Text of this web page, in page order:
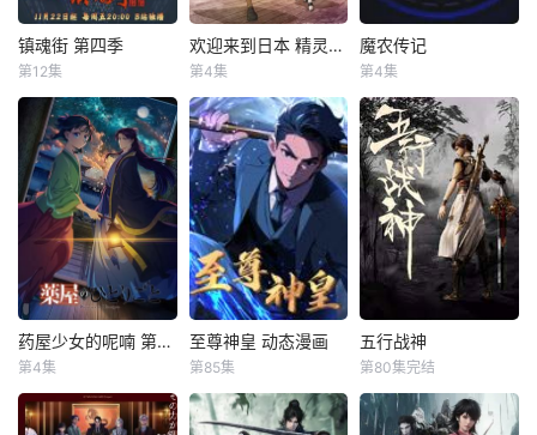
镇魂街 第四季
图特哈蒙
曹焱兵一行因芦花
古楼的覆灭被皇甫
龙斗领导的天罡龙
棋将栽赃嫁祸，全
员受到灵域的通
缉，在经过“天武
街”和“风雷街”时，
他们分别遭遇了王
国组织的第三骑士
红莲与第十骑士凯
兵为探寻母亲下
镇魂街 第四季
第12集
欢迎来到日本 精灵小姐
内山夕实
エルフさんは日本
の文化に興味
津々!?
欢迎来到日本 精灵小姐
第4集
魔农传记
游戏 魔农传记 动画
化决定！
魔农传记
第4集
药屋少女的呢喃 第二季
小西克幸
药屋少女的呢喃 第二季
第4集
至尊神皇 动态漫画
叶辰，在短短二十
至尊神皇 动态漫画
第85集
五行战神
一把斩神剑，为小
五行战神
第80集完结